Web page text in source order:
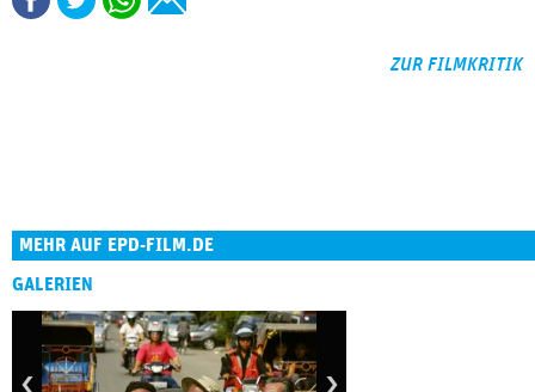
ZUR FILMKRITIK
MEHR AUF EPD-FILM.DE
GALERIEN